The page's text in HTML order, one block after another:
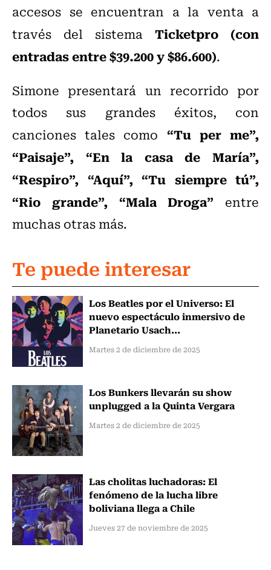
accesos se encuentran a la venta a
través del sistema Ticketpro (con
entradas entre $39.200 y $86.600).
Simone presentará un recorrido por
todos sus grandes éxitos, con
canciones tales como “Tu per me”,
“Paisaje”, “En la casa de María”,
“Respiro”, “Aquí”, “Tu siempre tú”,
“Rio grande”, “Mala Droga” entre
muchas otras más.
Te puede interesar
Los Beatles por el Universo: El
nuevo espectáculo inmersivo de
Planetario Usach...
Martes 2 de diciembre de 2025
Los Bunkers llevarán su show
unplugged a la Quinta Vergara
Martes 2 de diciembre de 2025
Las cholitas luchadoras: El
fenómeno de la lucha libre
boliviana llega a Chile
Jueves 27 de noviembre de 2025